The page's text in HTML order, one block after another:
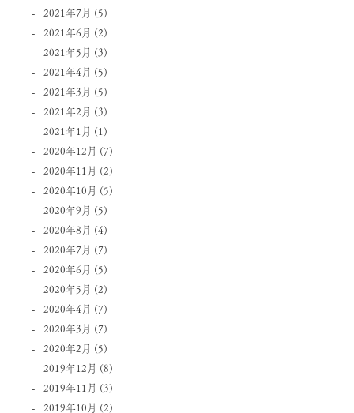
2021年7月 (5)
2021年6月 (2)
2021年5月 (3)
2021年4月 (5)
2021年3月 (5)
2021年2月 (3)
2021年1月 (1)
2020年12月 (7)
2020年11月 (2)
2020年10月 (5)
2020年9月 (5)
2020年8月 (4)
2020年7月 (7)
2020年6月 (5)
2020年5月 (2)
2020年4月 (7)
2020年3月 (7)
2020年2月 (5)
2019年12月 (8)
2019年11月 (3)
2019年10月 (2)